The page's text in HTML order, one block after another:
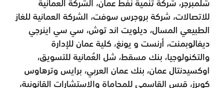
للاتصالات، شركة بروجرس سوفت، الشركة العمانية للغاز
الطبيعي المسال، ديلويت اند توش، سي سي اينرجي
ديفالوبمنت، أرنست و يونغ، كلية عمان للإدارة
والتكنولوجيا، بنك مسقط، شل العُمانية للتسويق،
اوكسيدنتال عمان، بنك عمان العربي، برايس وترهاوس
كوبرز، قيس القاسمي للمحاماة والاستشارات القانونية،